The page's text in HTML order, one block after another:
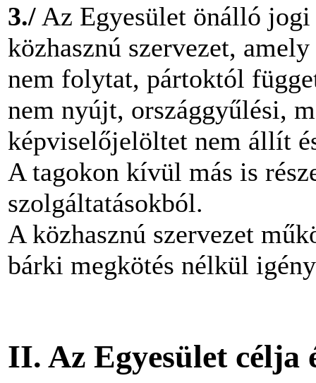
3./ Az Egyesület önálló
közhasznú szervezet,
nem folytat, pártoktól
nem nyújt, országgyűlési,
képviselőjelöltet nem állít
A tagokon kívül más is
szolgáltatásokból.
A közhasznú szervezet
bárki megkötés nélkül
II. Az Egyesület célja